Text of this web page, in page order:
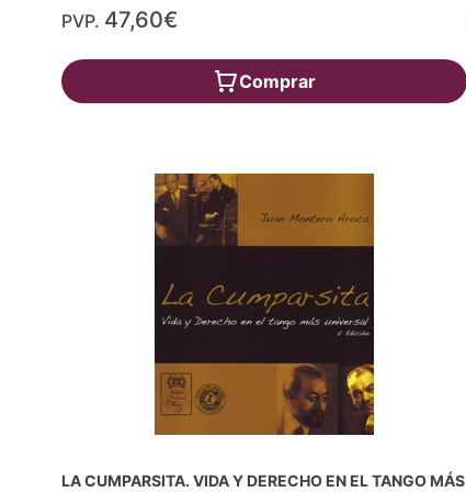
PVP. 47,60€
Comprar
LA CUMPARSITA. VIDA Y DERECHO EN EL TANGO MÁS